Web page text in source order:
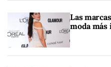
Las
moda más